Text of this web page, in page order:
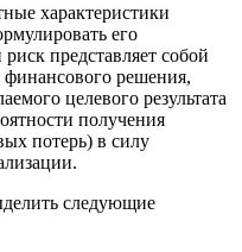
характеристики
его
представляет собой
финансового решения,
целевого результата
получения
потерь) в силу
следующие